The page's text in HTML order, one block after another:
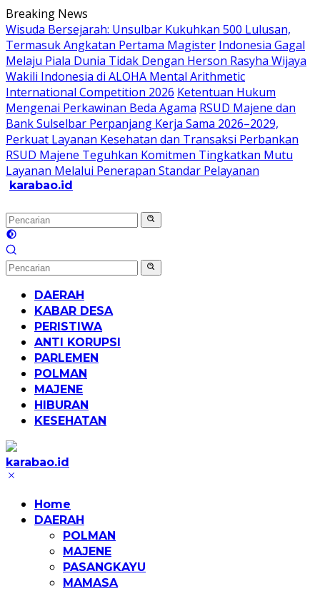
Langsung
ke
konten
Breaking News
Wisuda Bersejarah: Unsulbar Kukuhkan 500 Lulusan,
Termasuk Angkatan Pertama Magister Indonesia Gagal
Melaju Piala Dunia Tidak Dengan Herson Rasyha Wijaya
Wakili Indonesia di ALOHA Mental Arithmetic
International Competition 2026 Ketentuan Hukum
Mengenai Perkawinan Beda Agama RSUD Majene dan
Bank Sulselbar Perpanjang Kerja Sama 2026–2029,
Perkuat Layanan Kesehatan dan Transaksi Perbankan
RSUD Majene Teguhkan Komitmen Tingkatkan Mutu
Layanan Melalui Penerapan Standar Pelayanan
karabao.id
dan
Tajam
DAERAH
KABAR DESA
PERISTIWA
ANTI KORUPSI
PARLEMEN
POLMAN
MAJENE
HIBURAN
KESEHATAN
karabao.id
Tegas
TajamHome
DAERAH
POLMAN
MAJENE
PASANGKAYU
MAMASA